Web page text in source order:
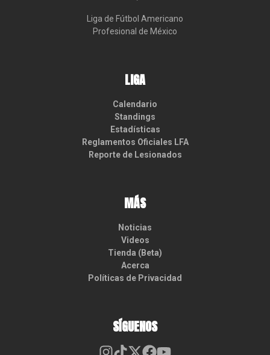
Liga de Fútbol Americano
Profesional de México
LIGA
Calendario
Standings
Estadísticas
Reglamentos Oficiales LFA
Reporte de Lesionados
MÁS
Noticias
Videos
Tienda (Beta)
Acerca
Políticas de Privacidad
SÍGUENOS